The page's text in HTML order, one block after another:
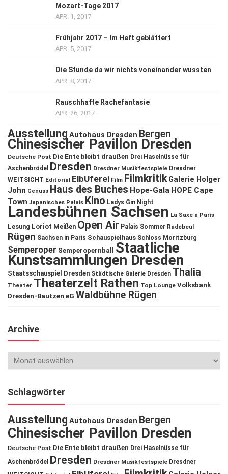
Mozart-Tage 2017
APR. 1, 2017
Frühjahr 2017 – Im Heft geblättert
APR. 5, 2017
Die Stunde da wir nichts voneinander wussten
APR. 8, 2017
Rauschhafte Rachefantasie
APR. 26, 2017
Ausstellung Autohaus Dresden Bergen
Chinesischer Pavillon Dresden
Deutsche Post Die Ente bleibt draußen Drei Haselnüsse für
Aschenbrödel
Dresden Dresdner Musikfestspiele Dresdner
WEITSICHT Editorial ElbUferei Film Filmkritik Galerie Holger
John Genuss Haus des Buches Hope-Gala HOPE Cape
Town Japanisches Palais Kino Ladys Gin Night
Landesbühnen Sachsen La Saxe à Paris
Lesung Loriot Meißen Open Air Palais Sommer Radebeul
Rügen Sachsen in Paris Schauspielhaus Schloss Moritzburg
Semperoper Semperopernball Staatliche
Kunstsammlungen Dresden
Staatsschauspiel Dresden Städtische Galerie Dresden Thalia
Theater Theaterzelt Rathen Top Lounge Volksbank
Dresden-Bautzen eG Waldbühne Rügen
Archive
Schlagwörter
Ausstellung Autohaus Dresden Bergen
Chinesischer Pavillon Dresden
Deutsche Post Die Ente bleibt draußen Drei Haselnüsse für
Aschenbrödel
Dresden Dresdner Musikfestspiele Dresdner